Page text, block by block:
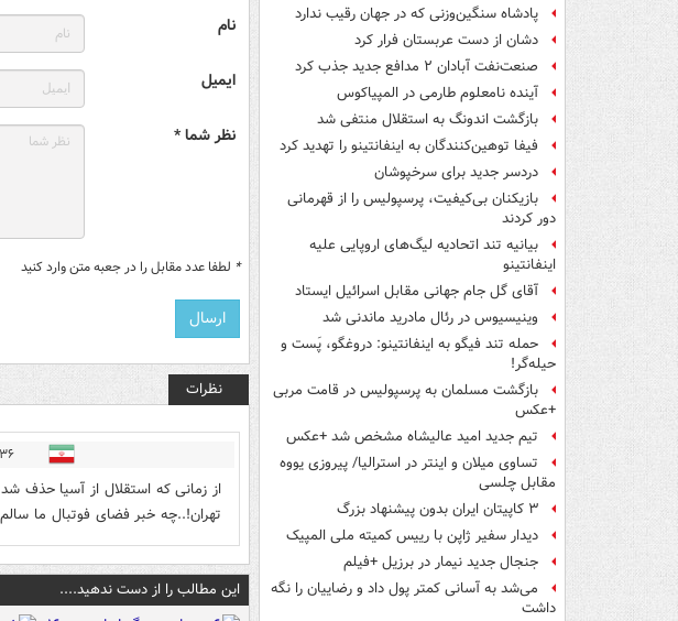
پادشاه سنگین‌وزنی که در جهان رقیب ندارد
دشان از دست عربستان فرار کرد
صنعت‌نفت آبادان ۲ مدافع جدید جذب کرد
آینده نامعلوم طارمی در المپیاکوس
بازگشت اندونگ به استقلال منتفی شد
فیفا توهین‌کنندگان به اینفانتینو را تهدید کرد
دردسر جدید برای سرخپوشان
بازیکنان بی‌کیفیت، پرسپولیس را از قهرمانی
دور کردند
بیانیه تند اتحادیه لیگ‌های اروپایی علیه
اینفانتینو
آقای گل جام جهانی مقابل اسرائیل ایستاد
وینیسیوس در رئال مادرید ماندنی شد
حمله تند فیگو به اینفانتینو: دروغگو، پَست‌ و
حیله‌گر!
بازگشت مسلمان به پرسپولیس در قامت مربی
+عکس
تیم جدید امید عالیشاه مشخص شد +عکس
تساوی میلان و اینتر در استرالیا/ پیروزی یووه
مقابل چلسی
۳ کاپیتان ایران بدون پیشنهاد بزرگ
دیدار سفیر ژاپن با رییس کمیته ملی المپیک
جنجال جدید نیمار در برزیل +فیلم
می‌شد به آسانی کمتر پول داد و رضاییان را نگه
داشت
نام
ایمیل
نظر شما *
* لطفا عدد مقابل را در جعبه متن وارد کنید
نظرات
۱۴:۳۶ -
از زمانی که استقلال از آسیا حذف
تهران!..چه خبر فضای فوتبال ما
این مطالب را از دست ندهید....